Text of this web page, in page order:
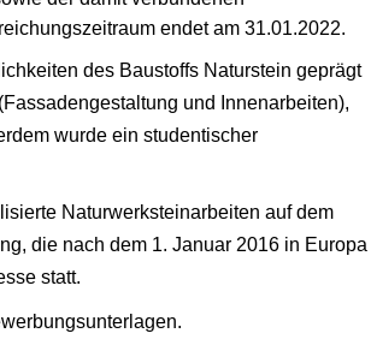
endet am 31.01.2022.
des Baustoffs Naturstein geprägt
und Innenarbeiten),
wurde ein studentischer
Naturwerksteinarbeiten auf dem
die nach dem 1. Januar 2016 in Europa
statt.